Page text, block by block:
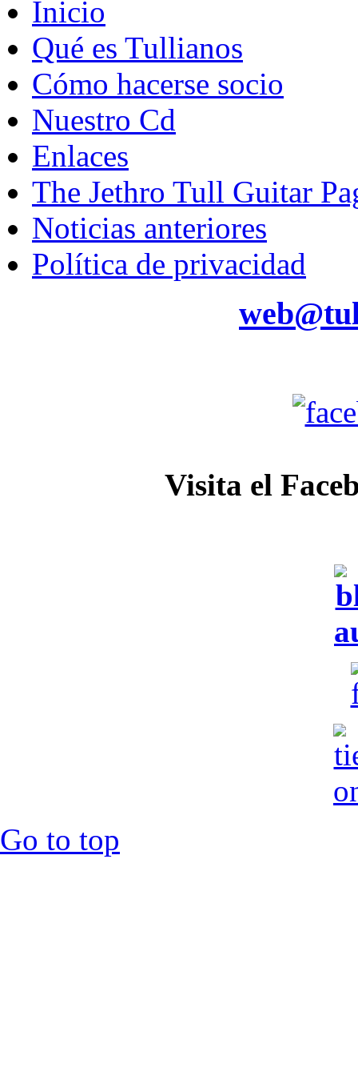
Inicio
Qué es Tullianos
Cómo hacerse socio
Nuestro Cd
Enlaces
The Jethro Tull Guitar
Noticias anteriores
Política de privacidad
Visita el
Go to top